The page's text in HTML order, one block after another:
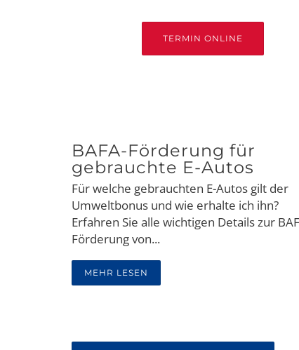
TERMIN ONLINE
BAFA-Förderung für
gebrauchte E-Autos
Für welche gebrauchten E-Autos gilt der
Umweltbonus und wie erhalte ich ihn?
Erfahren Sie alle wichtigen Details zur
Förderung von...
MEHR LESEN